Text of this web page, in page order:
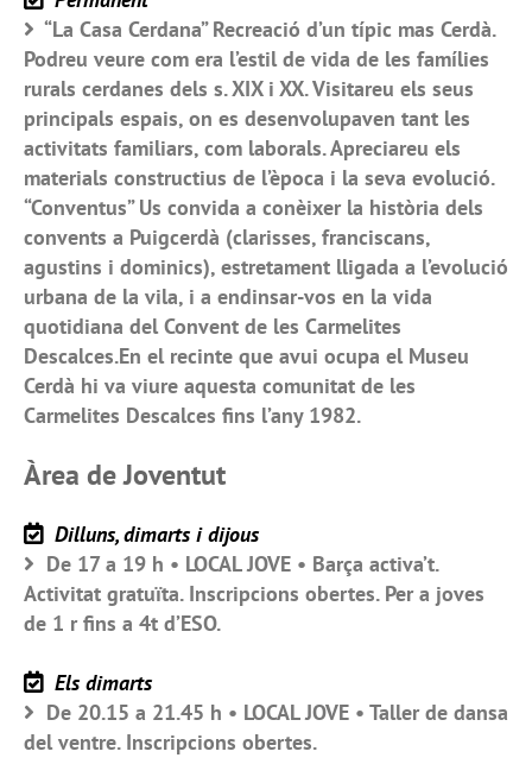
“La Casa Cerdana” Recreació d’un típic mas Cerdà.
Podreu veure com era l’estil de vida de les famílies
rurals cerdanes dels s. XIX i XX. Visitareu els seus
principals espais, on es desenvolupaven tant les
activitats familiars, com laborals. Apreciareu els
materials constructius de l’època i la seva evolució.
“Conventus” Us convida a conèixer la història dels
convents a Puigcerdà (clarisses, franciscans,
agustins i dominics), estretament lligada a l’evolució
urbana de la vila, i a endinsar-vos en la vida
quotidiana del Convent de les Carmelites
Descalces.En el recinte que avui ocupa el Museu
Cerdà hi va viure aquesta comunitat de les
Carmelites Descalces fins l’any 1982.
Àrea de Joventut
Dilluns, dimarts i dijous
De 17 a 19 h • LOCAL JOVE • Barça activa’t.
Activitat gratuïta. Inscripcions obertes. Per a joves
de 1 r fins a 4t d’ESO.
Els dimarts
De 20.15 a 21.45 h • LOCAL JOVE • Taller de dansa
del ventre. Inscripcions obertes.